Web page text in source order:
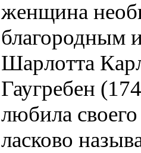
женщина
благородным
Шарлотта
Гаугребен
любила
ласково